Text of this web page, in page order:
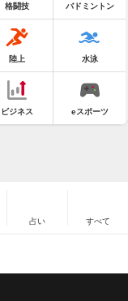
格闘技 バドミントン
陸上 水泳
ビジネス eスポーツ
占い すべて